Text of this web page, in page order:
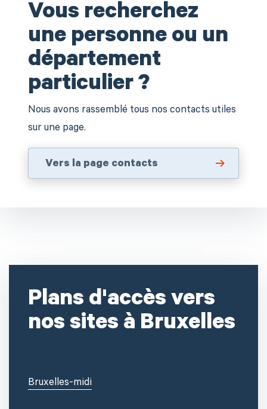
Vous recherchez
une personne ou un
département
particulier ?
Nous avons rassemblé tous nos contacts utiles
sur une page.
Vers la page contacts
Plans d'accès vers
nos sites à Bruxelles
Bruxelles-midi